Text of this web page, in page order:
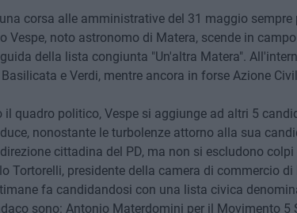
corsa alle amministrative del 31 maggio
Vespe, noto astronomo di Matera, scende in
della lista congiunta "Un'altra Matera".
e Verdi, mentre ancora in forse Azione
il quadro politico, Vespe si aggiunge ad altri 5
nonostante le turbolenze attorno alla sua
cittadina del PD, ma non si escludono
Tortorelli, presidente della camera di commercio
fa candidandosi con una lista civica
sono: Antonio Materdomini per il Movimento 5